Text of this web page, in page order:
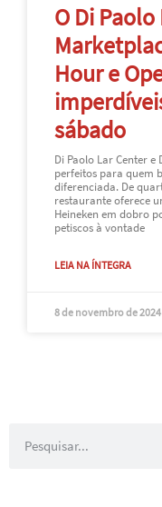
O Di
Hour e
sábado
Di Paolo Lar Center e
perfeitos para quem
diferenciada. De
restaurante oferece
Heineken em dobro
petiscos à vontade
LEIA NA ÍNTEGRA
8 de novembro de 2024